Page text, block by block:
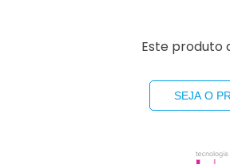
Este produto
SEJA O